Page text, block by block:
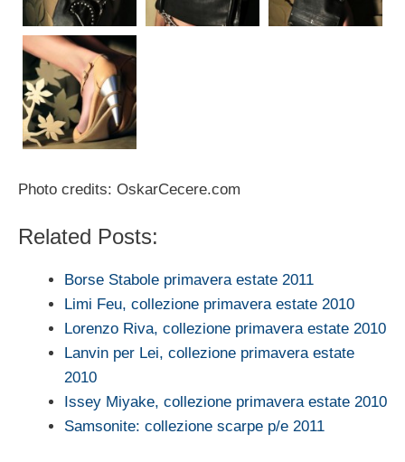
Photo credits: OskarCecere.com
Related Posts:
Borse Stabole primavera estate 2011
Limi Feu, collezione primavera estate 2010
Lorenzo Riva, collezione primavera estate 2010
Lanvin per Lei, collezione primavera estate
2010
Issey Miyake, collezione primavera estate 2010
Samsonite: collezione scarpe p/e 2011